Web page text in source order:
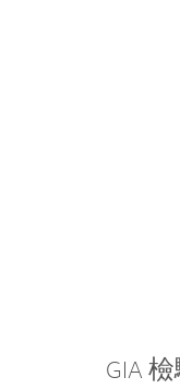
GIA